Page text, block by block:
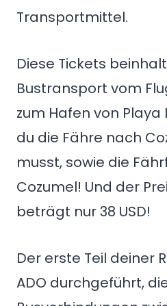
Transportmittel.
Diese Tickets
Bustransport vom
zum Hafen von Playa
du die Fähre nach
musst, sowie die
Cozumel! Und der
beträgt nur 38 USD!
Der erste Teil deiner
ADO durchgeführt,